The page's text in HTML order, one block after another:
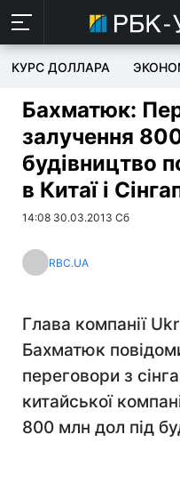
КУРС ДОЛЛАРА
Бахматюк:
залучення
будівництво
в Китаї і
14:08 30.03.2013 Сб
RBC.UA
Глава компанії
Бахматюк
переговори з
китайської
800 млн дол під